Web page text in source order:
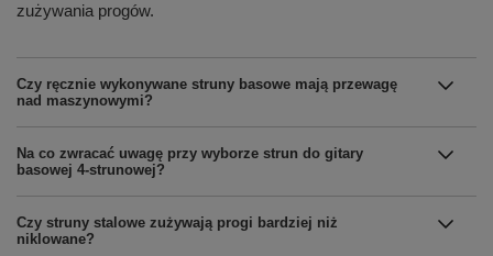
zużywania progów.
Czy ręcznie wykonywane struny basowe mają przewagę
nad maszynowymi?
Na co zwracać uwagę przy wyborze strun do gitary
basowej 4-strunowej?
Czy struny stalowe zużywają progi bardziej niż
niklowane?